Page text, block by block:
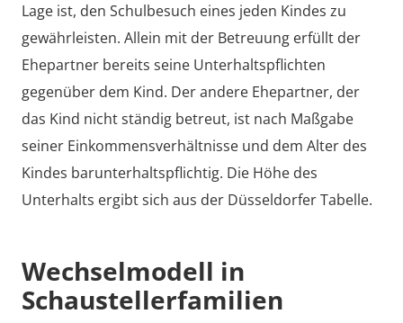
Lage ist, den Schulbesuch eines jeden Kindes zu
gewährleisten. Allein mit der Betreuung erfüllt der
Ehepartner bereits seine Unterhaltspflichten
gegenüber dem Kind. Der andere Ehepartner, der
das Kind nicht ständig betreut, ist nach Maßgabe
seiner Einkommensverhältnisse und dem Alter des
Kindes barunterhaltspflichtig. Die Höhe des
Unterhalts ergibt sich aus der Düsseldorfer Tabelle.
Wechselmodell in
Schaustellerfamilien